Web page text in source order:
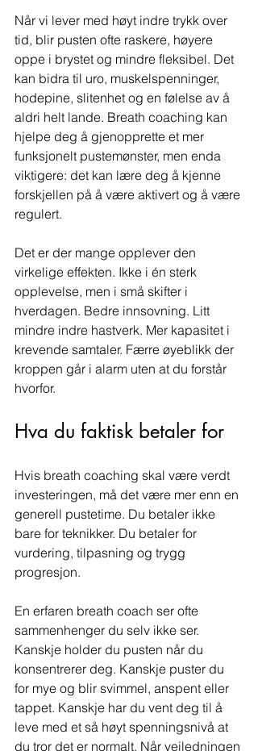
Når vi lever med høyt indre trykk over
tid, blir pusten ofte raskere, høyere
oppe i brystet og mindre fleksibel. Det
kan bidra til uro, muskelspenninger,
hodepine, slitenhet og en følelse av å
aldri helt lande. Breath coaching kan
hjelpe deg å gjenopprette et mer
funksjonelt pustemønster, men enda
viktigere: det kan lære deg å kjenne
forskjellen på å være aktivert og å være
regulert.
Det er der mange opplever den
virkelige effekten. Ikke i én sterk
opplevelse, men i små skifter i
hverdagen. Bedre innsovning. Litt
mindre indre hastverk. Mer kapasitet i
krevende samtaler. Færre øyeblikk der
kroppen går i alarm uten at du forstår
hvorfor.
Hva du faktisk betaler for
Hvis breath coaching skal være verdt
investeringen, må det være mer enn en
generell pustetime. Du betaler ikke
bare for teknikker. Du betaler for
vurdering, tilpasning og trygg
progresjon.
En erfaren breath coach ser ofte
sammenhenger du selv ikke ser.
Kanskje holder du pusten når du
konsentrerer deg. Kanskje puster du
for mye og blir svimmel, anspent eller
tappet. Kanskje har du vent deg til å
leve med et så høyt spenningsnivå at
du tror det er normalt. Når veiledningen